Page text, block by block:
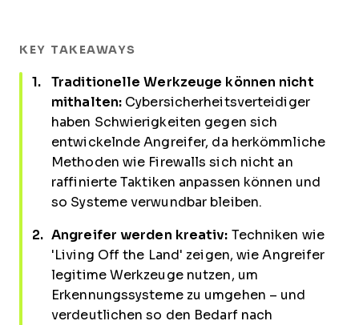
KEY TAKEAWAYS
Traditionelle Werkzeuge können nicht
mithalten: Cybersicherheitsverteidiger
haben Schwierigkeiten gegen sich
entwickelnde Angreifer, da herkömmliche
Methoden wie Firewalls sich nicht an
raffinierte Taktiken anpassen können und
so Systeme verwundbar bleiben.
Angreifer werden kreativ: Techniken wie
'Living Off the Land' zeigen, wie Angreifer
legitime Werkzeuge nutzen, um
Erkennungssysteme zu umgehen – und
verdeutlichen so den Bedarf nach